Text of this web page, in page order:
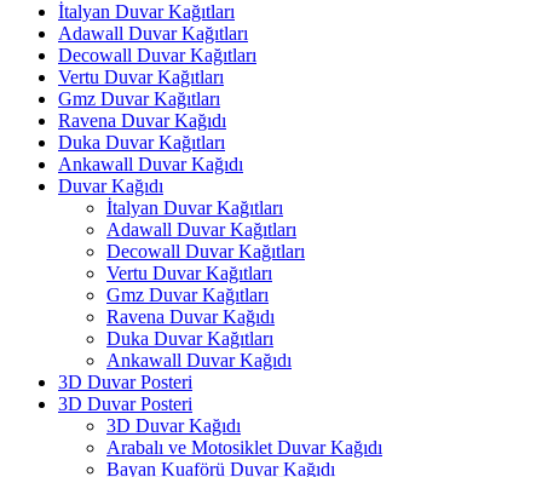
İtalyan Duvar Kağıtları
Adawall Duvar Kağıtları
Decowall Duvar Kağıtları
Vertu Duvar Kağıtları
Gmz Duvar Kağıtları
Ravena Duvar Kağıdı
Duka Duvar Kağıtları
Ankawall Duvar Kağıdı
Duvar Kağıdı
İtalyan Duvar Kağıtları
Adawall Duvar Kağıtları
Decowall Duvar Kağıtları
Vertu Duvar Kağıtları
Gmz Duvar Kağıtları
Ravena Duvar Kağıdı
Duka Duvar Kağıtları
Ankawall Duvar Kağıdı
3D Duvar Posteri
3D Duvar Posteri
3D Duvar Kağıdı
Arabalı ve Motosiklet Duvar Kağıdı
Bayan Kuaförü Duvar Kağıdı